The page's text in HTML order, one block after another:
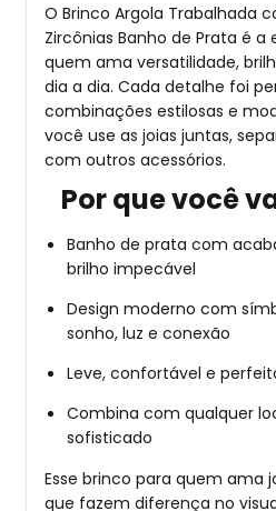
O Brinco Argola Trabalhada
Zircônias Banho de Prata é
quem ama versatilidade,
dia a dia. Cada detalhe foi
combinações estilosas e
você use as joias juntas,
com outros acessórios.
Por que você
Banho de prata com
brilho impecável
Design moderno com
sonho, luz e conexão
Leve, confortável e
Combina com qualquer
sofisticado
Esse brinco para quem ama
que fazem diferença no